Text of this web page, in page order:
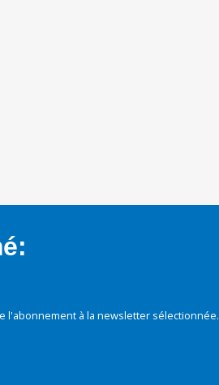
à la newsletter sélectionnée.